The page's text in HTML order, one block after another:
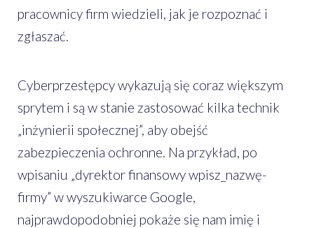
pracownicy firm wiedzieli, jak je rozpoznać i
zgłaszać.
Cyberprzestępcy wykazują się coraz większym
sprytem i są w stanie zastosować kilka technik
„inżynierii społecznej”, aby obejść
zabezpieczenia ochronne. Na przykład, po
wpisaniu „dyrektor finansowy wpisz_nazwę-
firmy” w wyszukiwarce Google,
najprawdopodobniej pokaże się nam imię i